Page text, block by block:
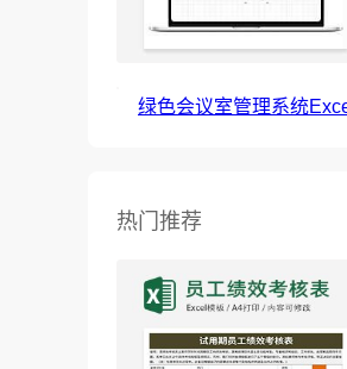
绿色会议室管理系统
热门推荐